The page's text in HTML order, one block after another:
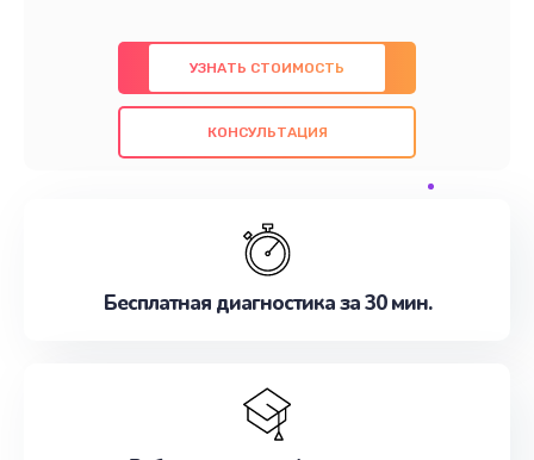
предлагаем быстрый и качественный ремонт с
использованием оригинальных компонентов, а
также гарантируем качество всех
проведенных работ. Наша цель - предоставить
наилучшим образом. Не медлите записаться на
УЗНАТЬ СТОИМОСТЬ
КОНСУЛЬТАЦИЯ
Бесплатная диагностика за 30 мин.